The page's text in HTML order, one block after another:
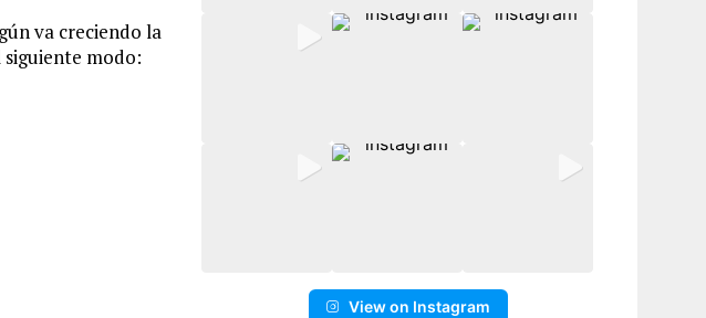
va creciendo la
siguiente modo:
View on Instagram